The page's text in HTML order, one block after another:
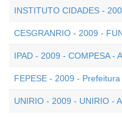
INSTITUTO CIDADES -
CESGRANRIO - 2009 -
IPAD - 2009 - COMPESA -
FEPESE - 2009 -
UNIRIO - 2009 - UNIRIO -